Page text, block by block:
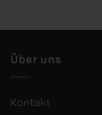
Über uns
Kontakt